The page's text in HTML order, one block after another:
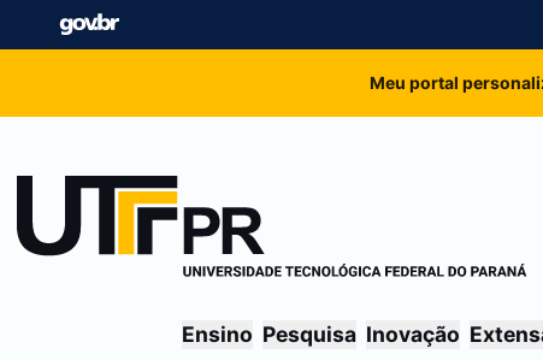
Meu portal
Ensino Pesquisa Inovação